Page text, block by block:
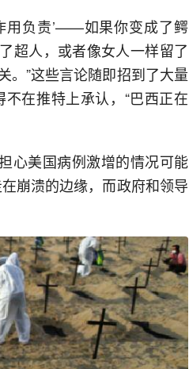
用负责’——如果你变成了鳄
超人，或者像女人一样留了
。”这些言论随即招到了大量
在推特上承认，“巴西正在
心美国病例激增的情况可能
崩溃的边缘，而政府和领导